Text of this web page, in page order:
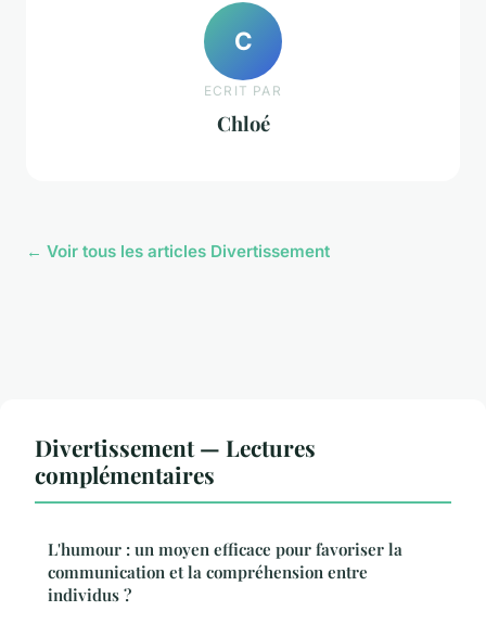
C
ECRIT PAR
Chloé
← Voir tous les articles Divertissement
Divertissement — Lectures
complémentaires
L'humour : un moyen efficace pour favoriser la
communication et la compréhension entre
individus ?